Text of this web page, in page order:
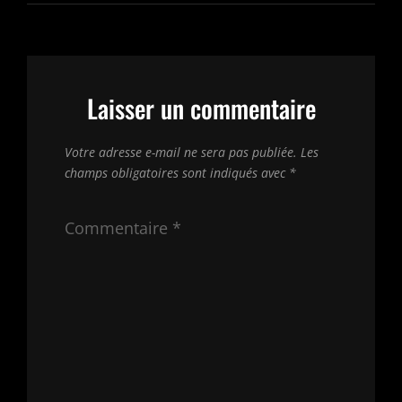
Laisser un commentaire
Votre adresse e-mail ne sera pas publiée. Les
champs obligatoires sont indiqués avec *
Commentaire *